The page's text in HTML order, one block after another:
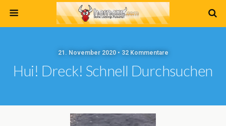
21. November 2020 • 32 Kommentare
Hui! Dreck! Schnell Durchsuchen